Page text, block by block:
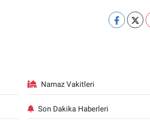
Namaz Vakitleri
Son Dakika Haberleri